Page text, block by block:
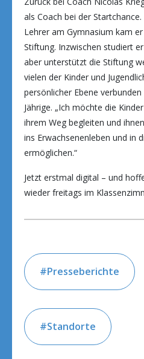
als Coach bei der
Lehrer am Gymnasium kam
Stiftung. Inzwischen studiert
aber unterstützt die Stiftung
vielen der Kinder und
persönlicher Ebene
Jährige. „Ich möchte die
ihrem Weg begleiten und
ins Erwachsenenleben und in
ermöglichen.“
Jetzt erstmal digital – und
wieder freitags im
Presseberichte
Standorte